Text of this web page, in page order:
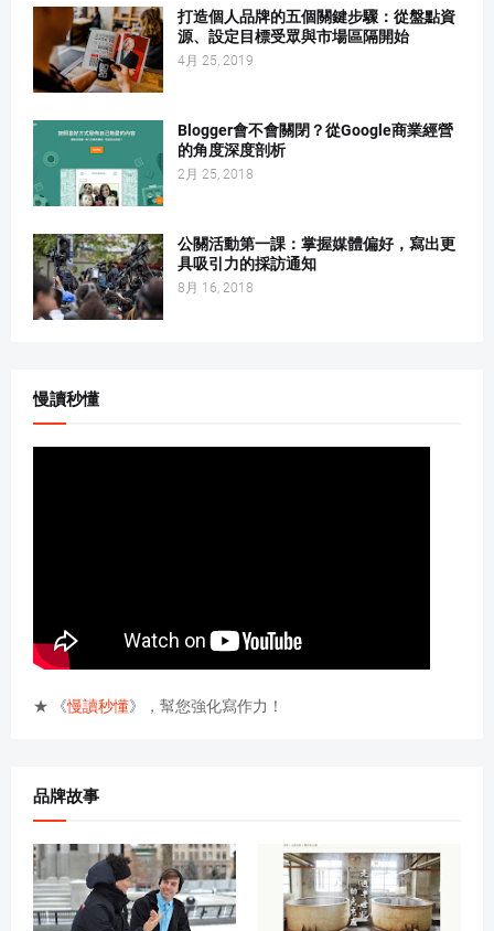
打造個人品牌的五個關鍵步驟：從盤點資
源、設定目標受眾與市場區隔開始
4月 25, 2019
Blogger會不會關閉？從Google商業經營
的角度深度剖析
2月 25, 2018
公關活動第一課：掌握媒體偏好，寫出更
具吸引力的採訪通知
8月 16, 2018
慢讀秒懂
★ 《慢讀秒懂》，幫您強化寫作力！
品牌故事